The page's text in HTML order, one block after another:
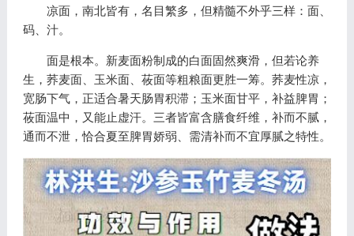
凉面，南北皆有，名目繁多，但精髓不外乎三样：面、
码、汁。
面是根本。新麦面粉制成的白面固然爽滑，但若论养
生，荞麦面、玉米面、莜面等粗粮面更胜一筹。荞麦性凉，
宽肠下气，正适合暑天肠胃积滞；玉米面甘平，补益脾胃；
莜面温中，又能止虚汗。三者皆富含膳食纤维，补而不腻，
通而不泄，恰合夏至脾胃娇弱、需清补而不宜厚腻之特性。